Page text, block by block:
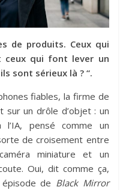
de produits. Ceux qui
ceux qui font lever un
sont sérieux là ? “.
fiables, la firme de
sur un drôle d’objet : un
pensé comme un
de croisement entre
miniature et un
Oui, dit comme ça,
de Black Mirror